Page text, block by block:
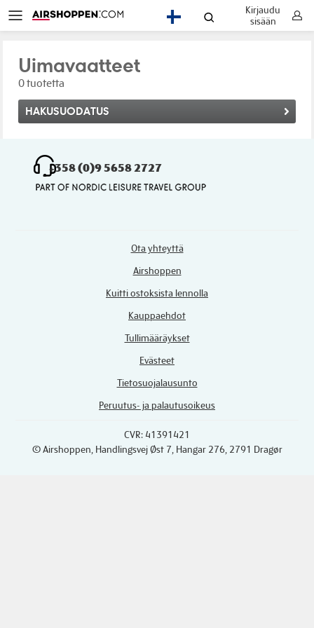
Kirjaudu
sisään
Uimavaatteet
0 tuotetta
HAKUSUODATUS
+358 (0)9 5658 2727
Ota yhteyttä
Airshoppen
Kuitti ostoksista lennolla
Kauppaehdot
Tullimääräykset
Evästeet
Tietosuojalausunto
Peruutus- ja palautusoikeus
CVR: 41391421
© Airshoppen , Handlingsvej Øst 7, Hangar 276, 2791 Dragør